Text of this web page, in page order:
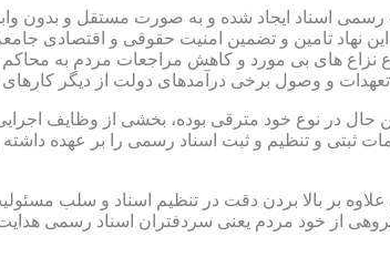
رسمی اسناد ایجاد شده و به صورت مستقل و بدون
نهاد تامین و تضمین امنیت حقوقی و اقتصادی
های بی مورد و کاهش مراجعات مردم به محاکم
و وصول برخی درآمدهای دولت از دیگر کارهای
حال در نوع خود مترقی بوده، بخشی از وظایف
و تنظیم و ثبت اسناد رسمی را بر عهده داشته
بر بالا بردن دقت در تنظیم اسناد و سلب
از خود مردم یعنی سردفتران اسناد رسمی